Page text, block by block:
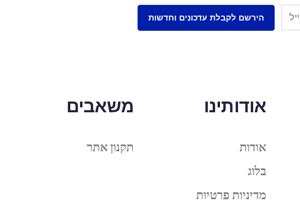
אודותינו
אודות
בלוג
מדיניות פרטיות
משאבים
תקנון אתר